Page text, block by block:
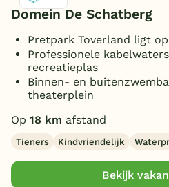
Domein De Schatberg
Pretpark Toverland ligt
Professionele
recreatieplas
Binnen- en
theaterplein
Op 18 km afstand
Tieners Kindvriendelijk
Bekijk